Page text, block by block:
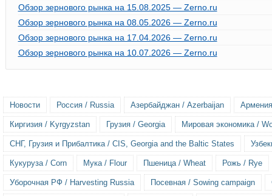
Обзор зернового рынка на 15.08.2025 — Zerno.ru
Обзор зернового рынка на 08.05.2026 — Zerno.ru
Обзор зернового рынка на 17.04.2026 — Zerno.ru
Обзор зернового рынка на 10.07.2026 — Zerno.ru
Новости Россия / Russia Азербайджан / Azerbaijan
Киргизия / Kyrgyzstan Грузия / Georgia Мировая экономика /
СНГ, Грузия и Прибалтика / CIS, Georgia and the Baltic States
Кукуруза / Corn Мука / Flour Пшеница / Wheat Рожь / Rye
Уборочная РФ / Harvesting Russia Посевная / Sowing campaign